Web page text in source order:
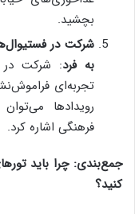
بچشید.
شرکت در
به فرد: شرکت در
تجربه‌ای
رویدادها
فرهنگی اشاره کرد.
جمع‌بندی: چرا باید
کنید؟